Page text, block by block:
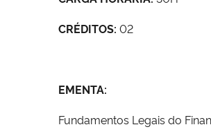
CRÉDITOS: 02
EMENTA:
Fundamentos Legais do